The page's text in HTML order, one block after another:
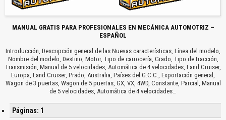
MANUAL GRATIS PARA PROFESIONALES EN MECÁNICA AUTOMOTRIZ –
ESPAÑOL
Introducción, Descripción general de las Nuevas características, Línea del modelo,
Nombre del modelo, Destino, Motor, Tipo de carrocería, Grado, Tipo de tracción,
Transmisión, Manual de 5 velocidades, Automática de 4 velocidades, Land Cruiser,
Europa, Land Cruiser, Prado, Australia, Países del G.C.C., Exportación general,
Wagon de 3 puertas, Wagon de 5 puertas, GX, VX, 4WD, Constante, Parcial, Manual
de 5 velocidades, Automática de 4 velocidades…
Páginas: 1